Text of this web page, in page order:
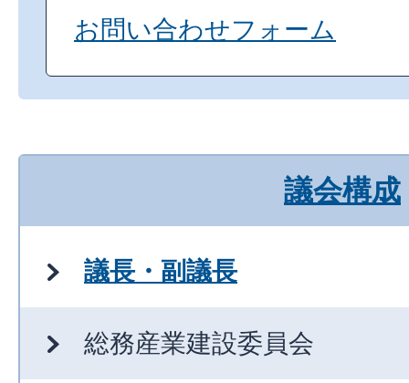
お問い合わせフォーム
議会構成
議長・副議長
総務産業建設委員会